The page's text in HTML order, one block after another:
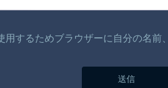
用するためブラウザーに自分の名